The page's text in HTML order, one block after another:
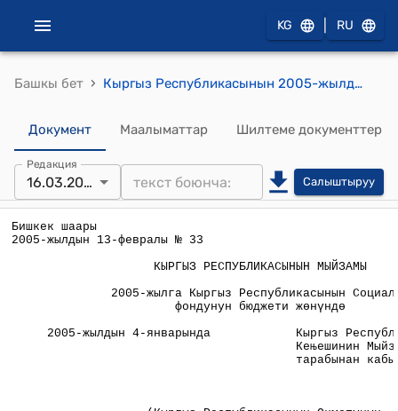
KG RU
Башкы бет › Кыргыз Республикасынын 2005-жылдын 13-февралындагы № 33 "2005-жылга Кыргыз Республикасынын Социалдык Фондунун бюджети жонундо" Мыйзамы
Документ Маалыматтар Шилтеме документтер
Редакция
16.03.2006 Салыштыруу